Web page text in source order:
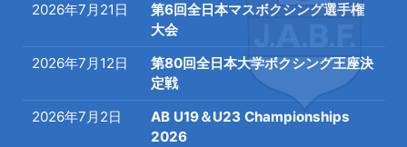
2026年7月21日
第6回全日本マスボクシング選手権
大会
2026年7月12日
第80回全日本大学ボクシング王座決
定戦
2026年7月2日
AB U19＆U23 Championships
2026